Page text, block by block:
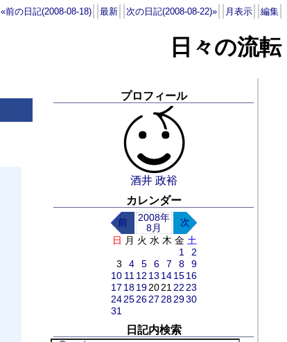
«前の日記(2008-08-18) 最新 次の日記(2008-08-22)» 月表示 編集
日々の流転
プロフィール
酒井 政裕
カレンダー
前
2008年
8月
次
日 月 火 水 木 金 土
1
2
3
4 5 6 7 8
9
10 11 12 13 14 15 16
17 18 19 20 21 22 23
24 25 26 27 28 2930
31
日記内検索